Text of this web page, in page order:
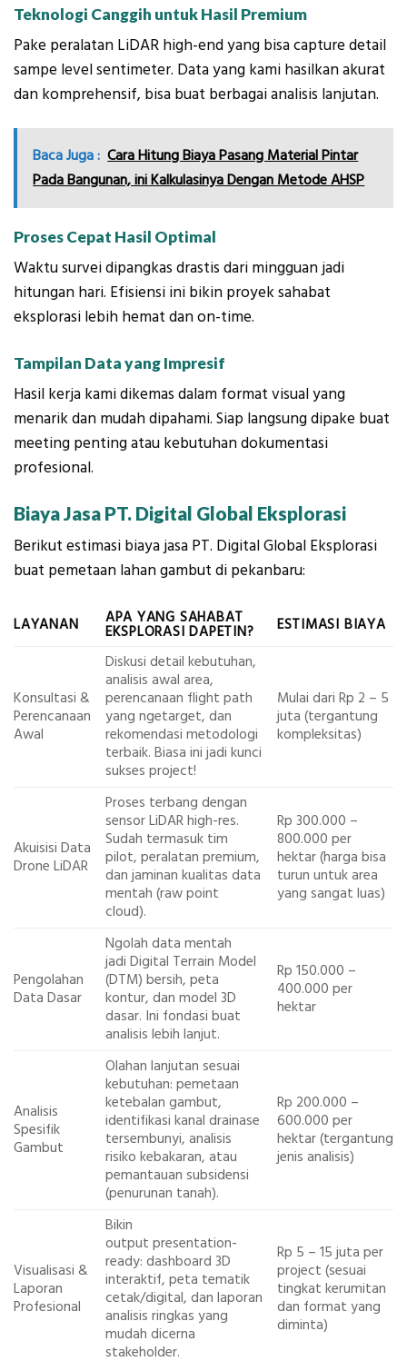
Teknologi Canggih untuk Hasil Premium
Pake peralatan LiDAR high-end yang bisa capture detail
sampe level sentimeter. Data yang kami hasilkan akurat
dan komprehensif, bisa buat berbagai analisis lanjutan.
Baca Juga : Cara Hitung Biaya Pasang Material Pintar
Pada Bangunan, ini Kalkulasinya Dengan Metode AHSP
Proses Cepat Hasil Optimal
Waktu survei dipangkas drastis dari mingguan jadi
hitungan hari. Efisiensi ini bikin proyek sahabat
eksplorasi lebih hemat dan on-time.
Tampilan Data yang Impresif
Hasil kerja kami dikemas dalam format visual yang
menarik dan mudah dipahami. Siap langsung dipake buat
meeting penting atau kebutuhan dokumentasi
profesional.
Biaya Jasa PT. Digital Global Eksplorasi
Berikut estimasi biaya jasa PT. Digital Global Eksplorasi
buat pemetaan lahan gambut di pekanbaru:
LAYANAN APA YANG SAHABAT
EKSPLORASI DAPETIN? ESTIMASI BIAYA
Konsultasi &
Perencanaan
Awal
Diskusi detail kebutuhan,
analisis awal area,
perencanaan flight path
yang ngetarget, dan
rekomendasi metodologi
terbaik. Biasa ini jadi kunci
sukses project!
Mulai dari Rp 2 – 5
juta (tergantung
kompleksitas)
Akuisisi Data
Drone LiDAR
Proses terbang dengan
sensor LiDAR high-res.
Sudah termasuk tim
pilot, peralatan premium,
dan jaminan kualitas data
mentah (raw point
cloud).
Rp 300.000 –
800.000 per
hektar (harga bisa
turun untuk area
yang sangat luas)
Pengolahan
Data Dasar
Ngolah data mentah
jadi Digital Terrain Model
(DTM) bersih, peta
kontur, dan model 3D
dasar. Ini fondasi buat
analisis lebih lanjut.
Rp 150.000 –
400.000 per
hektar
Analisis
Spesifik
Gambut
Olahan lanjutan sesuai
kebutuhan: pemetaan
ketebalan gambut,
identifikasi kanal drainase
tersembunyi, analisis
risiko kebakaran, atau
pemantauan subsidensi
(penurunan tanah).
Rp 200.000 –
600.000 per
hektar (tergantung
jenis analisis)
Visualisasi &
Laporan
Profesional
Bikin
output presentation-
ready: dashboard 3D
interaktif, peta tematik
cetak/digital, dan laporan
analisis ringkas yang
mudah dicerna
stakeholder.
Rp 5 – 15 juta per
project (sesuai
tingkat kerumitan
dan format yang
diminta)